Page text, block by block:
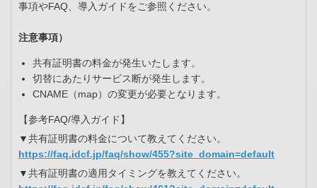
事項やFAQ、導入ガイドをご参照ください。
注意事項）
共有証明書の料金が発生いたします。
切替にあたりサービス断が発生します。
CNAME（map）の変更が必要となります。
【参考FAQ/導入ガイド】
▼共有証明書の料金について教えてください。
https://faq.idcf.jp/faq/show/455?site_domain=default
▼共有証明書の適用タイミングを教えてください。